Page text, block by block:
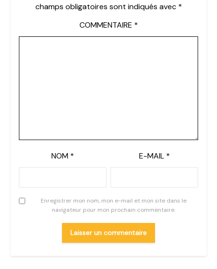
champs obligatoires sont indiqués avec *
COMMENTAIRE *
NOM * E-MAIL *
Enregistrer mon nom, mon e-mail et mon site dans le
navigateur pour mon prochain commentaire.